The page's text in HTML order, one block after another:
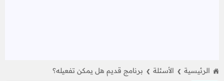
الرئيسية ❯ الأسئلة ❯ برنامج قديم هل يمكن تفعيله؟